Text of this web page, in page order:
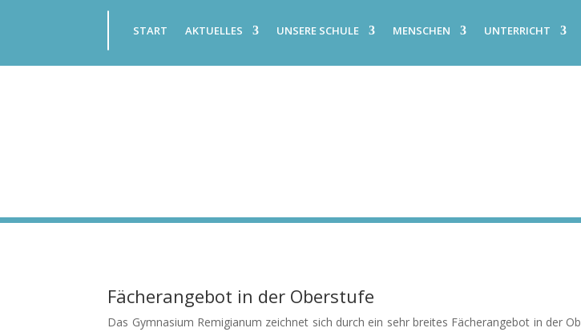
START AKTUELLES UNSERE SCHULE MENSCHEN UNTERRICHT
Fächerangebot in der Oberstufe
Das Gymnasium Remigianum zeichnet sich durch ein sehr breites Fächerangebot in der